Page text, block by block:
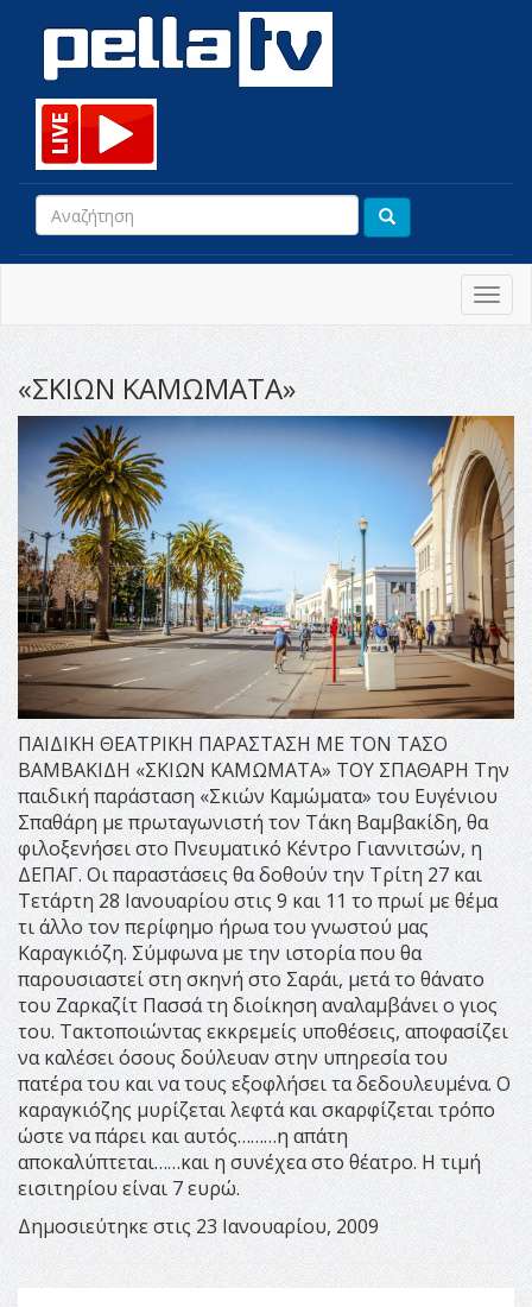
«ΣΚΙΩΝ ΚΑΜΩΜΑΤΑ»
ΠΑΙΔΙΚΗ ΘΕΑΤΡΙΚΗ ΠΑΡΑΣΤΑΣΗ ΜΕ ΤΟΝ ΤΑΣΟ
ΒΑΜΒΑΚΙΔΗ «ΣΚΙΩΝ ΚΑΜΩΜΑΤΑ» ΤΟΥ ΣΠΑΘΑΡΗ Την
παιδική παράσταση «Σκιών Καμώματα» του Ευγένιου
Σπαθάρη με πρωταγωνιστή τον Τάκη Βαμβακίδη, θα
φιλοξενήσει στο Πνευματικό Κέντρο Γιαννιτσών, η
ΔΕΠΑΓ. Οι παραστάσεις θα δοθούν την Τρίτη 27 και
Τετάρτη 28 Ιανουαρίου στις 9 και 11 το πρωί με θέμα
τι άλλο τον περίφημο ήρωα του γνωστού μας
Καραγκιόζη. Σύμφωνα με την ιστορία που θα
παρουσιαστεί στη σκηνή στο Σαράι, μετά το θάνατο
του Ζαρκαζίτ Πασσά τη διοίκηση αναλαμβάνει ο γιος
του. Τακτοποιώντας εκκρεμείς υποθέσεις, αποφασίζει
να καλέσει όσους δούλευαν στην υπηρεσία του
πατέρα του και να τους εξοφλήσει τα δεδουλευμένα. Ο
καραγκιόζης μυρίζεται λεφτά και σκαρφίζεται τρόπο
ώστε να πάρει και αυτός………η απάτη
αποκαλύπτεται……και η συνέχεα στο θέατρο. Η τιμή
εισιτηρίου είναι 7 ευρώ.
Δημοσιεύτηκε στις 23 Ιανουαρίου, 2009